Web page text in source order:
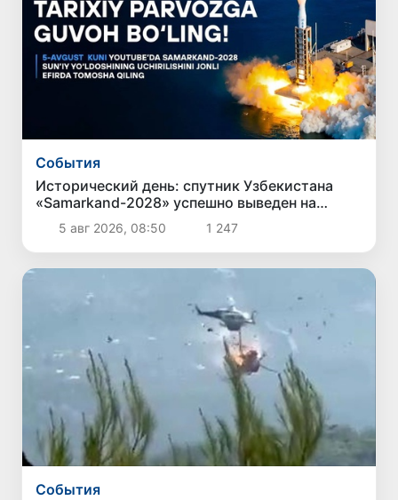
Cобытия
Исторический день: спутник Узбекистана
«Samarkand-2028» успешно выведен на
орбиту5 авг 2026, 08:50 1 247
Cобытия